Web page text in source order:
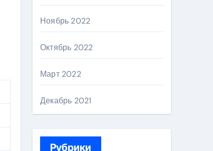
Ноябрь 2022
Октябрь 2022
Март 2022
Декабрь 2021
Рубрики